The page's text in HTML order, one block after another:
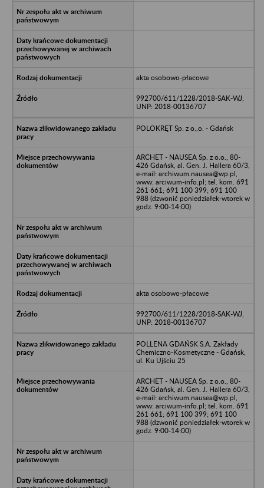
akta osobowo-płacowe
992700/611/1228/2018-SAK-WJ,
UNP: 2018-00136707
POLOKRĘT Sp. z o.,o. - Gdańsk
ARCHET - NAUSEA Sp. z o.o., 80-
426 Gdańsk, al. Gen. J. Hallera 60/3,
e-mail: archiwum.nausea@wp.pl,
www: arciwum-info.pl; tel. kom. 691
261 661; 691 100 399; 691 100
988 (dzwonić poniedziałek-wtorek w
godz. 9:00-14:00)
akta osobowo-płacowe
992700/611/1228/2018-SAK-WJ,
UNP: 2018-00136707
POLLENA GDAŃSK S.A. Zakłady
Chemiczno-Kosmetyczne - Gdańsk,
ul. Ku Ujściu 25
ARCHET - NAUSEA Sp. z o.o., 80-
426 Gdańsk, al. Gen. J. Hallera 60/3,
e-mail: archiwum.nausea@wp.pl,
www: arciwum-info.pl; tel. kom. 691
261 661; 691 100 399; 691 100
988 (dzwonić poniedziałek-wtorek w
godz. 9:00-14:00)